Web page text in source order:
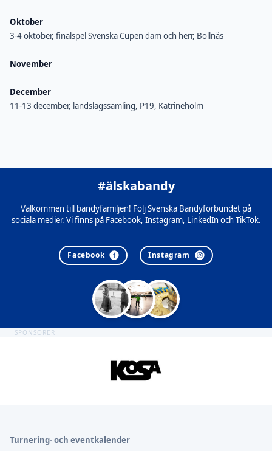
Oktober
3-4 oktober, finalspel Svenska Cupen dam och herr, Bollnäs
November
December
11-13 december, landslagssamling, P19, Katrineholm
#älskabandy
Välkommen till bandyfamiljen! Följ Svenska Bandyförbundet på
sociala medier. Vi finns på Facebook, Instagram, LinkedIn och TikTok.
Facebook Instagram
SPONSORER
Turnering- och eventkalender